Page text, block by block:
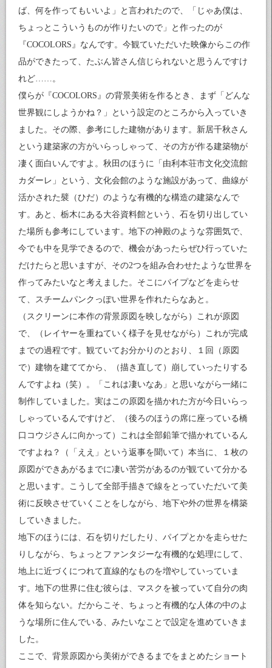
ば、何を作ってもいいよ」と言われたので、「じゃあ僕は、
ちょっとこういうものが作りたいので」と作ったのが
『COCOLORS』なんです。今観ていただいた映像からこの作
品ができたって、たぶん皆さん信じられないと思うんですけ
れど……。
僕らが『COCOLORS』の背景美術を作るとき、まず「どんな
世界観にしようかね？」という設定のところから入っていき
ました。その際、参考にした建物があります。新居千秋さん
という建築家の方がいらっしゃって、その方が作る建築物が
凄く面白いんですよ。秋田のほうに「由利本荘市文化交流館
カダーレ」という、文化会館のような施設があって、曲線が
活かされた襞（ひだ）のような有機的な構造の建築なんで
す。あと、栃木にある大谷資料館という、石を切り出してい
た場所も参考にしています。地下の神殿のような雰囲気で、
今でも中を見学できるので、機会があったらぜひ行っていた
だけたらと思いますが、その2つを組み合わせたような世界を
作ってみたいなと考えました。そこにパイプなどを走らせ
て、スチームパンクっぽい世界を作れたらなあと。
（スクリーンに本作の背景原図を映しながら）これが原図
で、（レイヤーを重ねていく様子を見せながら）これが完成
までの過程です。観ていてお分かりのとおり、１回（原図
で）建物を建ててから、（描き直して）崩していったりする
んですよね（笑）。「これは凄いなあ」と思いながら一緒に
制作していました。実はこの原図を描かれた方が今日いらっ
しゃっているんですけど、（後ろのほうの席に座っている橋
口コウジさんに向かって）これは全部鉛筆で描かれているん
ですよね？（「ええ」という返事を聞いて）本当に、１枚の
原図ができあがるまでに凄い苦労があるのが観ていて分かる
と思います。こうして全部手描きで線をとっていただいて美
術に反映させていくことをしながら、地下や外の世界を構築
していきました。
地下のほうには、石を切りだしたり、パイプとかを走らせた
りしながら、ちょっとファンタジーな有機的な処理にして、
地上に近づくにつれて直線的なものを増やしていっていま
す。地下の世界に住む彼らは、マスクを被っていて自分の肉
体を知らない。だからこそ、ちょっと有機的な人体の中のよ
うな場所に住んでいる、みたいなことで設定を進めていきま
した。
ここで、背景原図から美術ができるまでをまとめたショート